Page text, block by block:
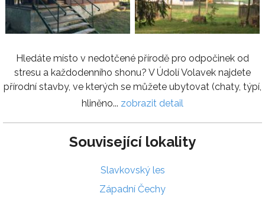
Hledáte místo v nedotčené přírodě pro odpočinek od
stresu a každodenního shonu? V Údolí Volavek najdete
přírodní stavby, ve kterých se můžete ubytovat (chaty, týpí,
hliněno... zobrazit detail
Související lokality
Slavkovský les
Západní Čechy